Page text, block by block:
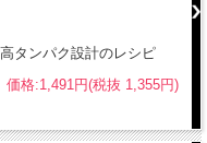
タンパク設計のレシピ
価格:1,491円(税抜 1,355円)